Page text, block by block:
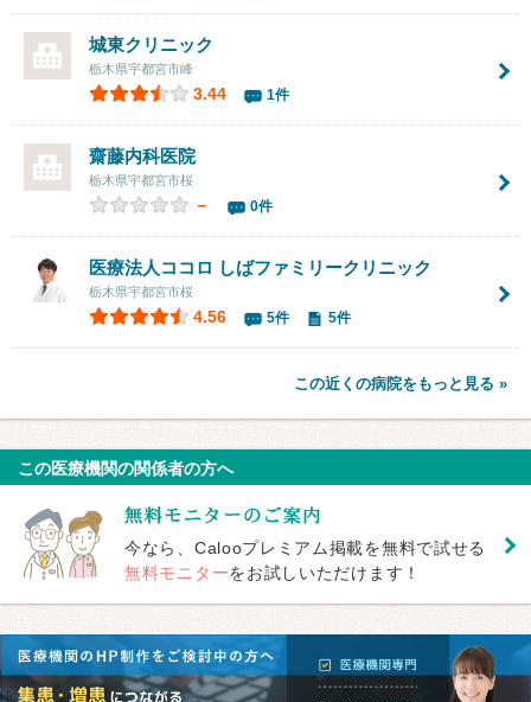
城東クリニック
栃木県宇都宮市峰
3.44 1件
齋藤内科医院
栃木県宇都宮市桜
－ 0件
医療法人ココロ しばファミリークリニック
栃木県宇都宮市桜
4.56 5件 5件
この近くの病院をもっと見る »
この医療機関の関係者の方へ
今なら、Calooプレミアム掲載を無料で試せる
無料モニターをお試しいただけます！